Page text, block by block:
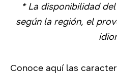
* La disponibilidad
según la región, el
Conoce aquí las